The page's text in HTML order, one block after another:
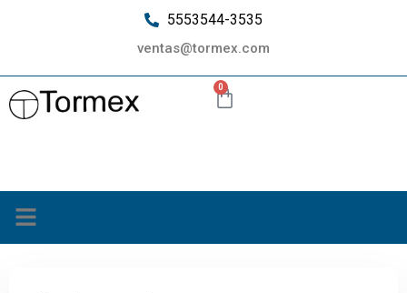
5553544-3535
ventas@tormex.com
0